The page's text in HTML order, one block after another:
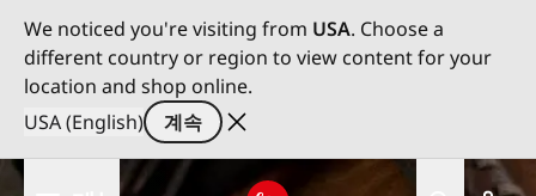
We noticed you're visiting from USA. Choose a
different country or region to view content for your
location and shop online.
USA (English)
계속
주